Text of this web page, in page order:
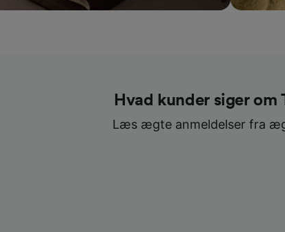
Hvad kunder siger om
Læs ægte anmeldelser fra